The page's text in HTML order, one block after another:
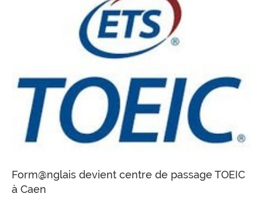
Form@nglais devient centre de passage TOEIC
à Caen